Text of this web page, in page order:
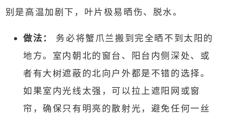
别是高温加剧下，叶片极易晒伤、脱水。
做法：
务必将蟹爪兰搬到完全晒不到太阳的
地方。室内朝北的窗台、阳台内侧深处、或
者有大树遮蔽的北向户外都是不错的选择。
如果室内光线太强，可以拉上遮阳网或窗
帘，确保只有明亮的散射光，避免任何一丝